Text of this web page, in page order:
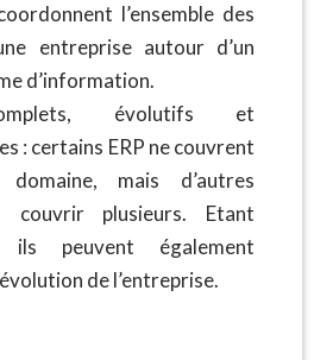
l’ensemble des
entreprise autour d’un
d’information.
évolutifs et
: certains ERP ne couvrent
domaine, mais d’autres
couvrir plusieurs. Etant
ils peuvent également
de l’entreprise.